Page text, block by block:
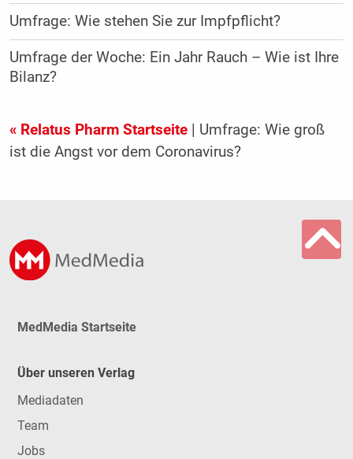
Umfrage: Wie stehen Sie zur Impfpflicht?
Umfrage der Woche: Ein Jahr Rauch – Wie ist Ihre
Bilanz?
« Relatus Pharm Startseite| Umfrage: Wie groß
ist die Angst vor dem Coronavirus?
MedMedia Startseite
Über unseren Verlag
Mediadaten
Team
Jobs